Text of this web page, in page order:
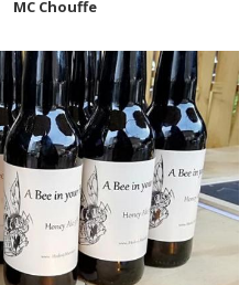
MC Chouffe